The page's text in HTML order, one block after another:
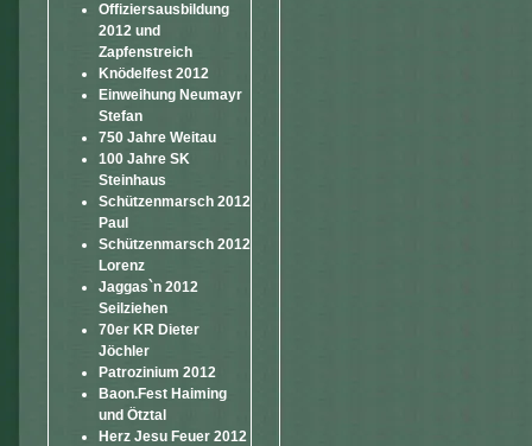
Offiziersausbildung
2012 und
Zapfenstreich
Knödelfest 2012
Einweihung Neumayr
Stefan
750 Jahre Weitau
100 Jahre SK
Steinhaus
Schützenmarsch 2012
Paul
Schützenmarsch 2012
Lorenz
Jaggas`n 2012
Seilziehen
70er KR Dieter
Jöchler
Patrozinium 2012
Baon.Fest Haiming
und Ötztal
Herz Jesu Feuer 2012